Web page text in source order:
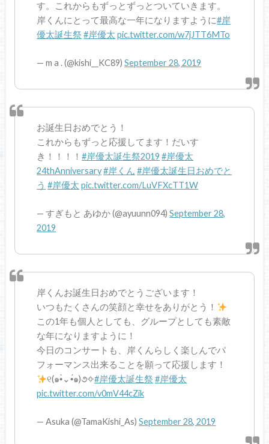
す。これからもずっとずっとついていきます。
岸くんにとって最高な一年になりますように#岸
優太誕生祭 #岸優太 pic.twitter.com/w7jJTT6MTo
— m a . (@kishi__KC89)September 28, 2019
お誕生日おめでとう！
これからもずっと応援してます！だいす
き！！！！#岸優太誕生祭2019 #岸優太
24thAnniversary#岸くん #岸優太誕生日おめでと
う #岸優太 pic.twitter.com/LuVFXcTT1W
— すぎもと あゆか (@ayuunn094)September 28,
2019
岸くんお誕生日おめでとうございます！
いつもたくさんの笑顔と幸せをありがとう！
この1年も個人としても、グループとしても素敵
な年になりますように！
今日のコンサートも、岸くんらしく楽しんでパ
フォーマンス出来ることを願って応援します！
୧(๑•̀⌄•́๑)૭✧#岸優太誕生祭 #岸優太
pic.twitter.com/v0mV44cZik
— Asuka (@TamaKishi_As)September 28, 2019